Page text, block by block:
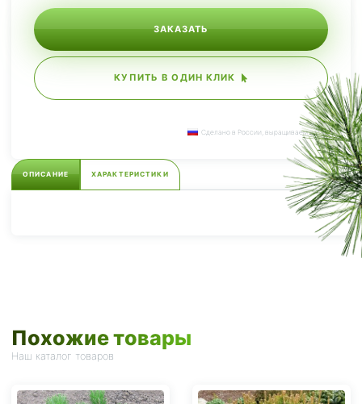
ЗАКАЗАТЬ
КУПИТЬ В ОДИН КЛИК
Сделано в России, выращиваем сами.
ОПИСАНИЕ ХАРАКТЕРИСТИКИ
Похожие товары
Наш каталог товаров